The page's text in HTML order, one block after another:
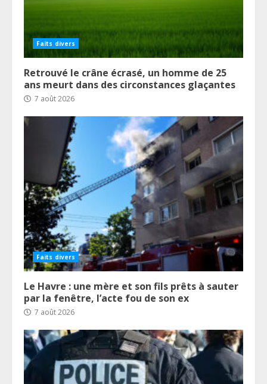
Faits divers
Retrouvé le crâne écrasé, un homme de 25
ans meurt dans des circonstances glaçantes
7 août 2026
Faits divers
Le Havre : une mère et son fils prêts à sauter
par la fenêtre, l’acte fou de son ex
7 août 2026